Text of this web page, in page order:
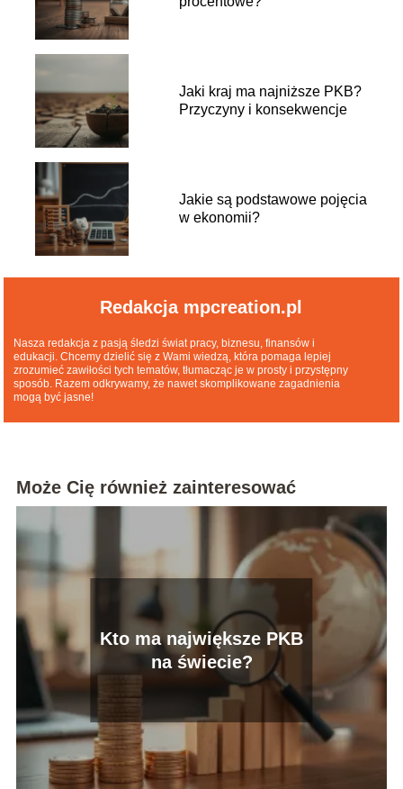
Jaki kraj ma najniższe PKB?
Przyczyny i konsekwencje
Jakie są podstawowe pojęcia
w ekonomii?
Redakcja mpcreation.pl
Nasza redakcja z pasją śledzi świat pracy, biznesu, finansów i
edukacji. Chcemy dzielić się z Wami wiedzą, która pomaga lepiej
zrozumieć zawiłości tych tematów, tłumacząc je w prosty i przystępny
sposób. Razem odkrywamy, że nawet skomplikowane zagadnienia
mogą być jasne!
Może Cię również zainteresować
Kto ma największe PKB
na świecie?